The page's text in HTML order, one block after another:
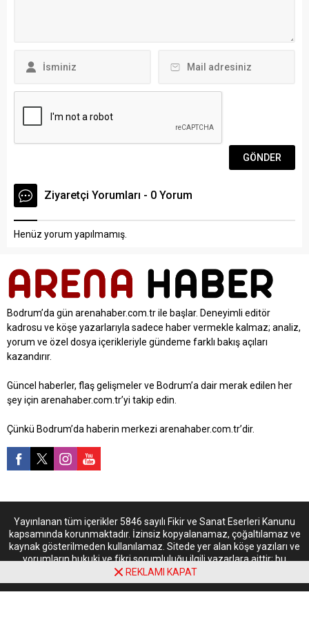
girdiklerini belirterek,...
Ziyaretçi Yorumları - 0 Yorum
Henüz yorum yapılmamış.
Bodrum’da gün arenahaber.com.tr ile başlar. Deneyimli editör
kadrosu ve köşe yazarlarıyla sadece haber vermekle kalmaz; analiz,
yorum ve özel dosya içerikleriyle gündeme farklı bakış açıları
kazandırır.
Güncel haberler, flaş gelişmeler ve Bodrum’a dair merak edilen her
şey için arenahaber.com.tr’yi takip edin.
Çünkü Bodrum’da haberin merkezi arenahaber.com.tr’dir.
Yayınlanan tüm içerikler 5846 sayılı Fikir ve Sanat Eserleri Kanunu
kapsamında korunmaktadır. İzinsiz kopyalanamaz, çoğaltılamaz ve
kaynak gösterilmeden kullanılamaz. Sitede yer alan köşe yazıları ve
yorumların hukuki ve fikri sorumluluğu ilgili yazarlara aittir; bu
içerikler arenahaber.com.tr’nin kurumsal görüşünü yansıtmayabilir.
REKLAMI KAPAT